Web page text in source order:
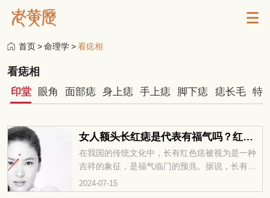
首页>命理学>看痣相
看痣相
印堂 眼角 面部痣 身上痣 手上痣 脚下痣 痣长毛 特
女人额头长红痣是代表有福气吗？红痣的吉凶位置
在我国的传统文化中，长有红色痣被视为是一种
吉祥的象征，是福气临门的预兆。据说，长有红
色痣的女人会拥有好运，事业顺遂，家庭幸福。
这种传统观念早已根深蒂固，许多人对长有红色
2024-07-15